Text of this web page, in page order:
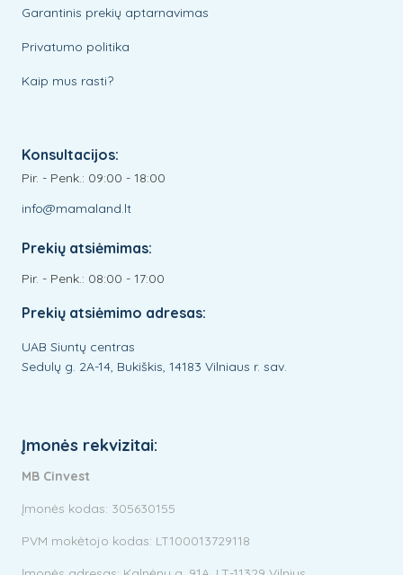
Garantinis prekių aptarnavimas
Privatumo politika
Kaip mus rasti?
Konsultacijos:
Pir. - Penk.: 09:00 - 18:00
info@mamaland.lt
Prekių atsiėmimas:
Pir. - Penk.: 08:00 - 17:00
Prekių atsiėmimo adresas:
UAB Siuntų centras
Sedulų g. 2A-14, Bukiškis, 14183 Vilniaus r. sav.
Įmonės rekvizitai:
MB Cinvest
Įmonės kodas: 305630155
PVM mokėtojo kodas: LT100013729118